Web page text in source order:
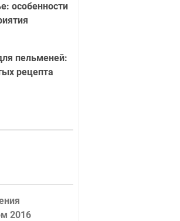
особенности
пельменей:
рецепта
2016